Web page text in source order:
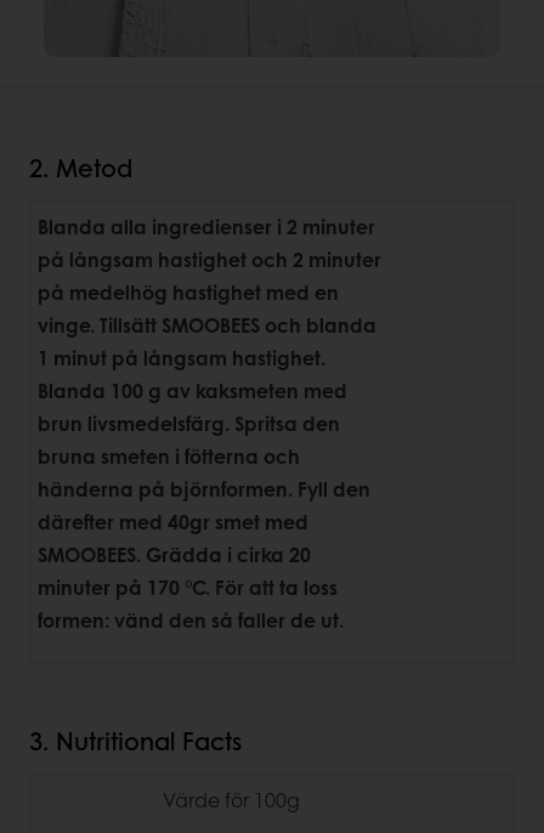
2. Metod
Blanda alla ingredienser i 2 minuter
på långsam hastighet och 2 minuter
på medelhög hastighet med en
vinge. Tillsätt SMOOBEES och blanda
1 minut på långsam hastighet.
Blanda 100 g av kaksmeten med
brun livsmedelsfärg. Spritsa den
bruna smeten i fötterna och
händerna på björnformen. Fyll den
därefter med 40gr smet med
SMOOBEES. Grädda i cirka 20
minuter på 170 °C. För att ta loss
formen: vänd den så faller de ut.
3. Nutritional Facts
Värde för 100g